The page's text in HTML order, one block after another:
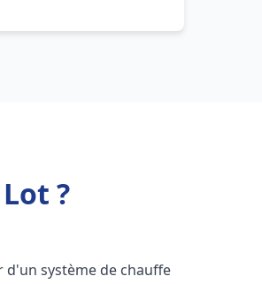
?
d'un système de chauffe